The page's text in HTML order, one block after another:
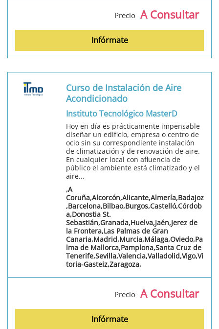
Precio A Consultar
Infórmate
Curso de Instalación de Aire
Acondicionado
Instituto Tecnológico MasterD
Hoy en día es prácticamente impensable
diseñar un edificio, empresa o centro de
ocio sin su correspondiente instalación
de climatización y de renovación de aire.
En cualquier local con afluencia de
público el ambiente está climatizado y el
aire...
,A
Coruña,Alcorcón,Alicante,Almería,Badajoz
,Barcelona,Bilbao,Burgos,Castelló,Córdob
a,Donostia St.
Sebastián,Granada,Huelva,Jaén,Jerez de
la Frontera,Las Palmas de Gran
Canaria,Madrid,Murcia,Málaga,Oviedo,Pa
lma de Mallorca,Pamplona,Santa Cruz de
Tenerife,Sevilla,Valencia,Valladolid,Vigo,Vi
toria-Gasteiz,Zaragoza,
Precio A Consultar
Infórmate